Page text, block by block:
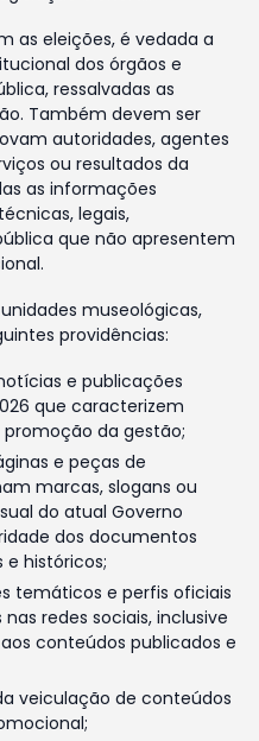
as eleições, é vedada a
dos órgãos e
ressalvadas as
Também devem ser
autoridades, agentes
ou resultados da
as informações
legais,
que não apresentem
museológicas,
providências:
e publicações
que caracterizem
da gestão;
e peças de
marcas, slogans ou
do atual Governo
dos documentos
históricos;
temáticos e perfis oficiais
redes sociais, inclusive
conteúdos publicados e
veiculação de conteúdos